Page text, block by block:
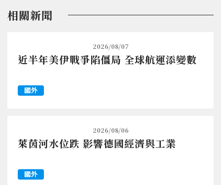
相關新聞
2026/08/07
近半年美伊戰爭陷僵局 全球航運添變數
國外
2026/08/06
萊茵河水位跌 影響德國經濟與工業
國外